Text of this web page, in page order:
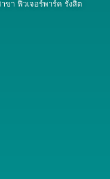
าขา ฟิวเจอร์พาร์ค รังสิต